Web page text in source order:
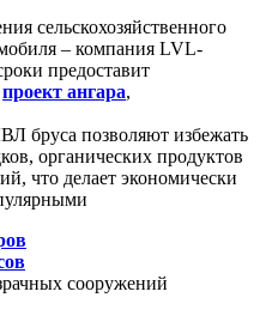
сельскохозяйственного
– компания LVL-
предоставит
проект ангара,
бруса позволяют избежать
органических продуктов
что делает экономически
сооружений